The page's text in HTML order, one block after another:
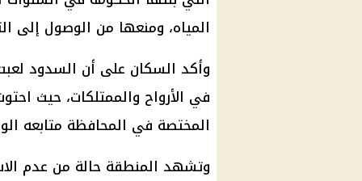
المياه، ومنعها من الوصول إلى
وأكد السكان على أن السدود
في الأرواح والممتلكات، حيث
المختصة في المحافظة متابعه
وتشهد المنطقة حالة من عدم